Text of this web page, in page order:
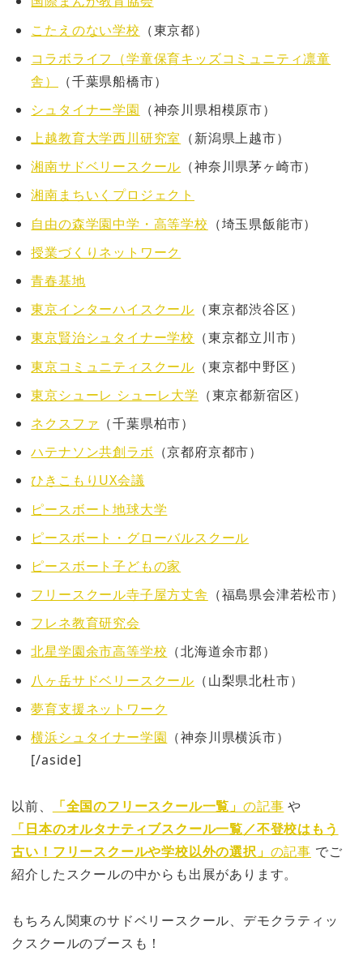
こたえのない学校 （東京都）
コラボライフ（学童保育キッズコミュニティ凛童
舎）
（千葉県船橋市）
シュタイナー学園 （神奈川県相模原市）
上越教育大学西川研究室 （新潟県上越市）
湘南サドベリースクール （神奈川県茅ヶ崎市）
湘南まちいくプロジェクト
自由の森学園中学・高等学校 （埼玉県飯能市）
授業づくりネットワーク
青春基地
東京インターハイスクール （東京都渋谷区）
東京賢治シュタイナー学校 （東京都立川市）
東京コミュニティスクール （東京都中野区）
東京シューレ シューレ大学 （東京都新宿区）
ネクスファ （千葉県柏市）
ハテナソン共創ラボ （京都府京都市）
ひきこもりUX会議
ピースボート地球大学
ピースボート・グローバルスクール
ピースボート子どもの家
フリースクール寺子屋方丈舎 （福島県会津若松市）
フレネ教育研究会
北星学園余市高等学校 （北海道余市郡）
八ヶ岳サドベリースクール （山梨県北杜市）
夢育支援ネットワーク
横浜シュタイナー学園 （神奈川県横浜市）
[/aside]
以前、 「全国のフリースクール一覧」 の記事 や
「日本のオルタナティブスクール一覧／不登校はもう
古い！フリースクールや学校以外の選択」 の記事 でご
紹介したスクールの中からも出展があります。
もちろん関東のサドベリースクール、デモクラティッ
クスクールのブースも！